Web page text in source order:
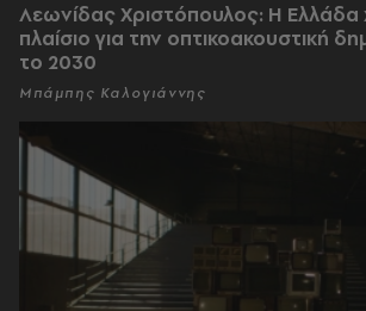
Λεωνίδας Χριστόπουλος: Η Ελλάδα
πλαίσιο για την οπτικοακουστική
το 2030
Μπάμπης Καλογιάννης